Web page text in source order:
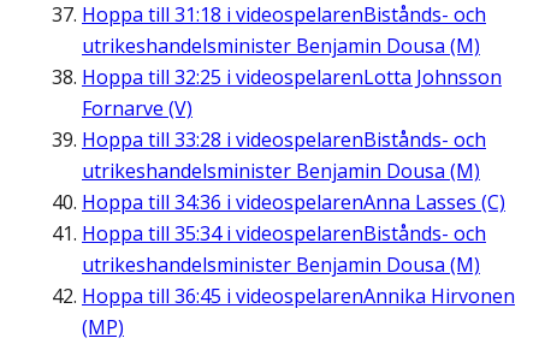
Hoppa till 31:18 i videospelarenBistånds- och
utrikeshandelsminister Benjamin Dousa (M)
Hoppa till 32:25 i videospelarenLotta Johnsson
Fornarve (V)
Hoppa till 33:28 i videospelarenBistånds- och
utrikeshandelsminister Benjamin Dousa (M)
Hoppa till 34:36 i videospelarenAnna Lasses (C)
Hoppa till 35:34i videospelarenBistånds- och
utrikeshandelsminister Benjamin Dousa (M)
Hoppa till 36:45 i videospelarenAnnika Hirvonen
(MP)